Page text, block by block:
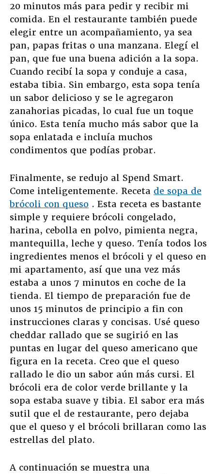
20 minutos más para pedir y recibir mi
comida. En el restaurante también puede
elegir entre un acompañamiento, ya sea
pan, papas fritas o una manzana. Elegí el
pan, que fue una buena adición a la sopa.
Cuando recibí la sopa y conduje a casa,
estaba tibia. Sin embargo, esta sopa tenía
un sabor delicioso y se le agregaron
zanahorias picadas, lo cual fue un toque
único. Esta tenía mucho más sabor que la
sopa enlatada e incluía muchos
condimentos que podías probar.
Finalmente, se redujo al Spend Smart.
Come inteligentemente. Receta de sopa de
brócoli con queso . Esta receta es bastante
simple y requiere brócoli congelado,
harina, cebolla en polvo, pimienta negra,
mantequilla, leche y queso. Tenía todos los
ingredientes menos el brócoli y el queso en
mi apartamento, así que una vez más
estaba a unos 7 minutos en coche de la
tienda. El tiempo de preparación fue de
unos 15 minutos de principio a fin con
instrucciones claras y concisas. Usé queso
cheddar rallado que se sugirió en las
puntas en lugar del queso americano que
figura en la receta. Creo que el queso
rallado le dio un sabor aún más cursi. El
brócoli era de color verde brillante y la
sopa estaba suave y tibia. El sabor era más
sutil que el de restaurante, pero dejaba
que el queso y el brócoli brillaran como las
estrellas del plato.
A continuación se muestra una